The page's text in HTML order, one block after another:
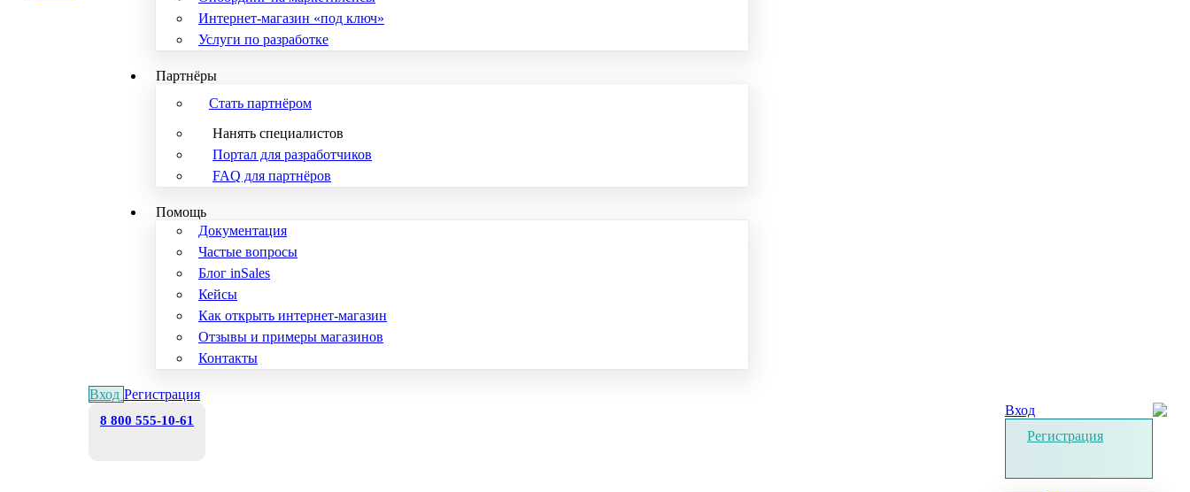
Интернет-магазин «под ключ»
Услуги по разработке
Партнёры
Стать партнёром
Нанять специалистов
Портал для разработчиков
FAQ для партнёров
Помощь
Документация
Частые вопросы
Блог inSales
Кейсы
Как открыть интернет-магазин
Отзывы и примеры магазинов
Контакты
Вход Регистрация
8 800 555-10-61
Вход
Регистрация